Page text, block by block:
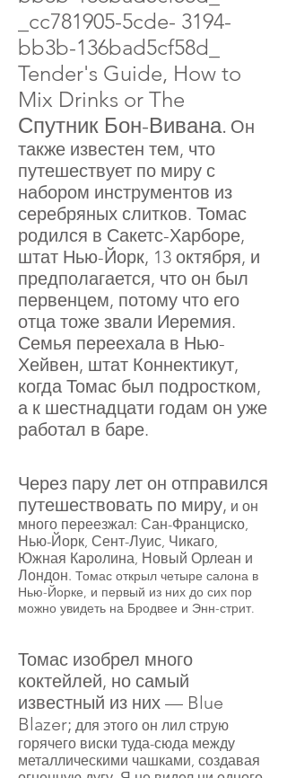
_cc781905-5cde- 3194-
bb3b-136bad5cf58d_
Tender's Guide, How to
Mix Drinks or The
Спутник Бон-Вивана. Он
также известен тем, что
путешествует по миру с
набором инструментов из
серебряных слитков. Томас
родился в Сакетс-Харборе,
штат Нью-Йорк, 13 октября, и
предполагается, что он был
первенцем, потому что его
отца тоже звали Иеремия.
Семья переехала в Нью-
Хейвен, штат Коннектикут,
когда Томас был подростком,
а к шестнадцати годам он уже
работал в баре.
Через пару лет он отправился
путешествовать по миру, и он
много переезжал: Сан-Франциско,
Нью-Йорк, Сент-Луис, Чикаго,
Южная Каролина, Новый Орлеан и
Лондон. Томас открыл четыре салона в
Нью-Йорке, и первый из них до сих пор
можно увидеть на Бродвее и Энн-стрит.
Томас изобрел много
коктейлей, но самый
известный из них — Blue
Blazer; для этого он лил струю
горячего виски туда-сюда между
металлическими чашками, создавая